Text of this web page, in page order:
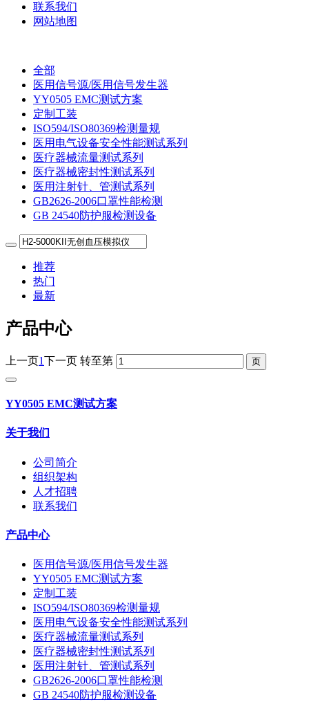
联系我们
网站地图
全部
医用信号源/医用信号发生器
YY0505 EMC测试方案
定制工装
ISO594/ISO80369检测量规
医用电气设备安全性能测试系列
医疗器械流量测试系列
医疗器械密封性测试系列
医用注射针、管测试系列
GB2626-2006口罩性能检测
GB 24540防护服检测设备
推荐
热门
最新
产品中心
上一页1下一页 转至第
YY0505 EMC测试方案
关于我们
公司简介
组织架构
人才招聘
联系我们
产品中心
医用信号源/医用信号发生器
YY0505 EMC测试方案
定制工装
ISO594/ISO80369检测量规
医用电气设备安全性能测试系列
医疗器械流量测试系列
医疗器械密封性测试系列
医用注射针、管测试系列
GB2626-2006口罩性能检测
GB 24540防护服检测设备